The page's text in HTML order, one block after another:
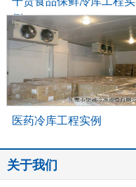
例
医药冷库工程实例
关于我们